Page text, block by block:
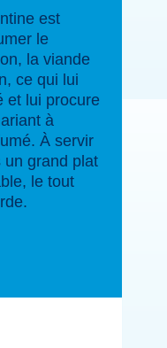
est
le
la viande
ce qui lui
et lui procure
à
À servir
un grand plat
le tout